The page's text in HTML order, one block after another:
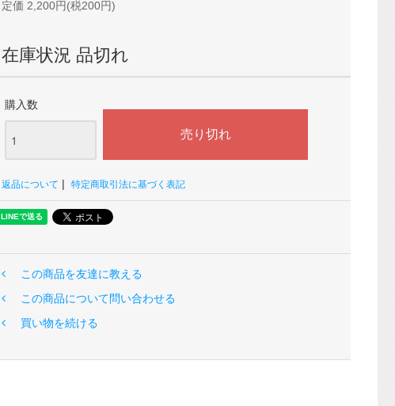
定価 2,200円(税200円)
在庫状況 品切れ
購入数
返品について | 特定商取引法に基づく表記
この商品を友達に教える
この商品について問い合わせる
買い物を続ける